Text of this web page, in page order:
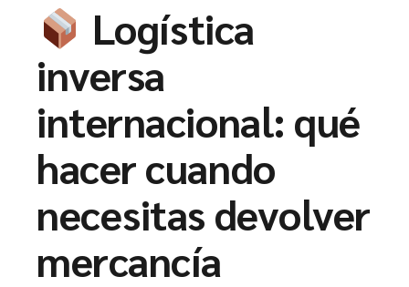
Logística
inversa
internacional: qué
hacer cuando
necesitas devolver
mercancía